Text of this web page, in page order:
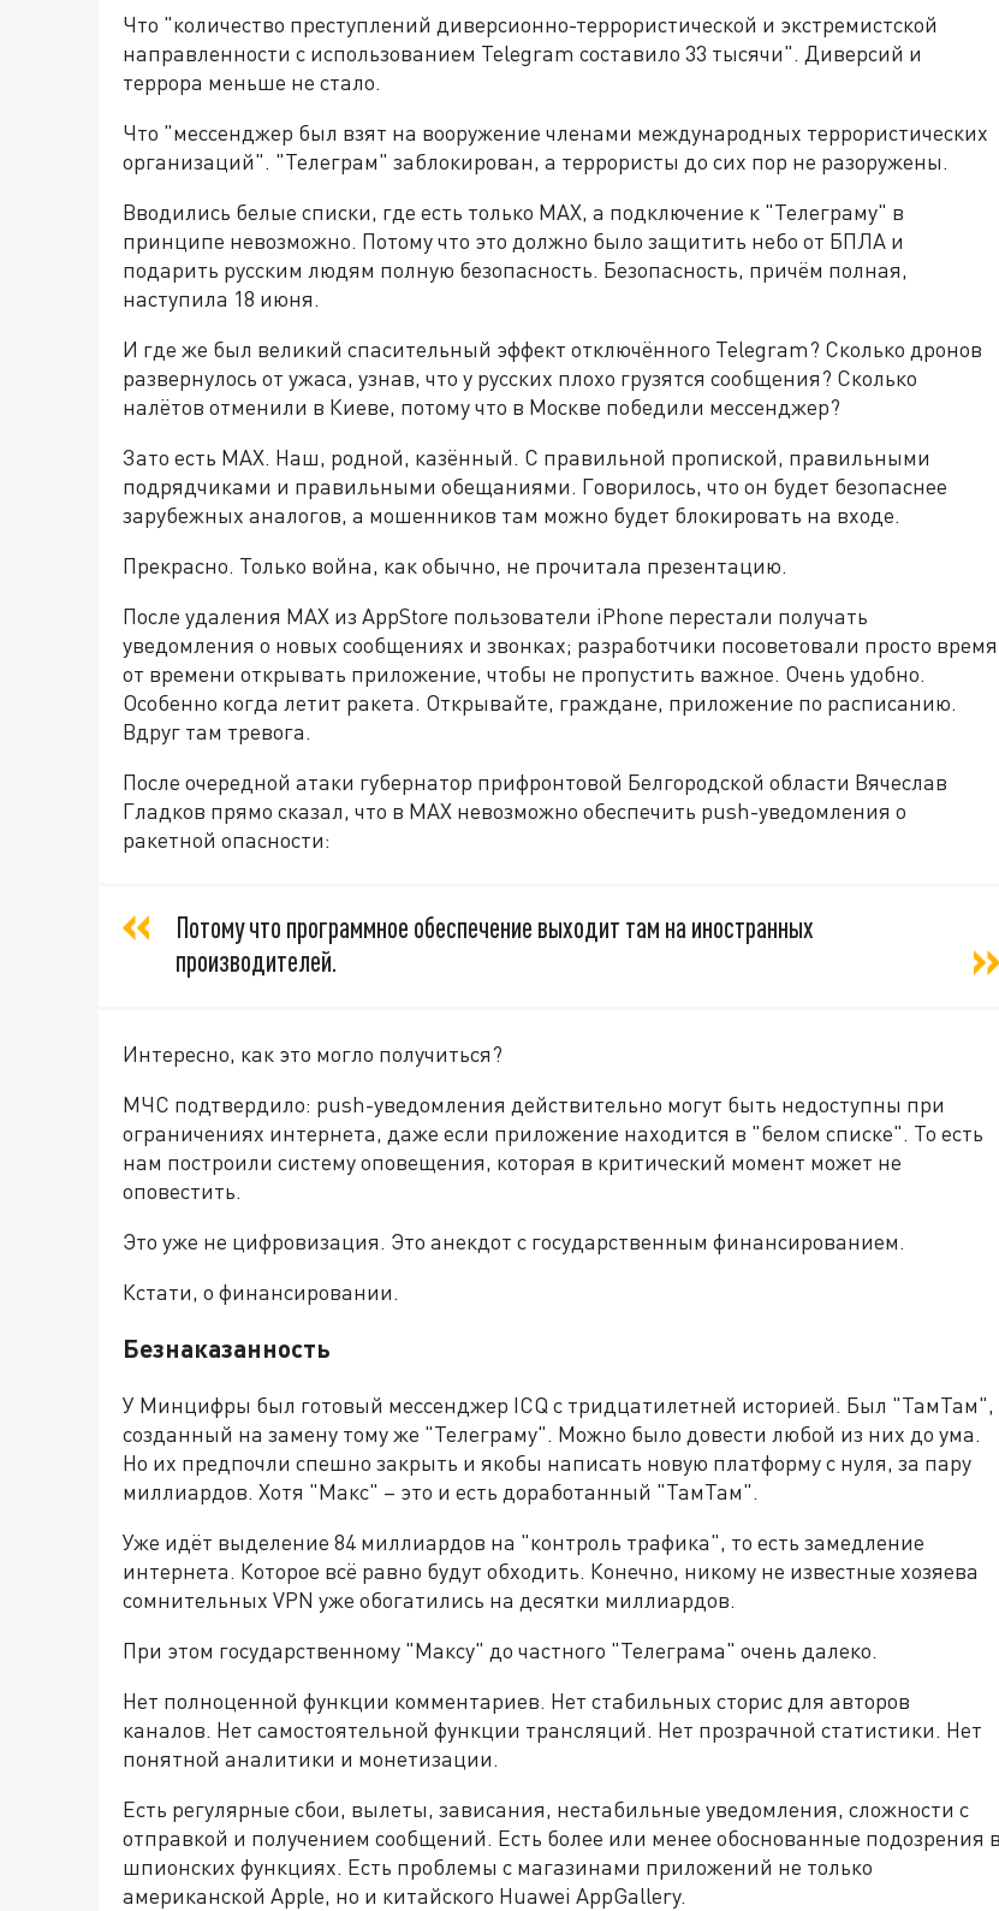
Что "количество преступлений диверсионно-террористической и экстремистской
направленности с использованием Telegram составило 33 тысячи". Диверсий и
террора меньше не стало.
Что "мессенджер был взят на вооружение членами международных террористических
организаций". "Телеграм" заблокирован, а террористы до сих пор не разоружены.
Вводились белые списки, где есть только MAX, а подключение к "Телеграму" в
принципе невозможно. Потому что это должно было защитить небо от БПЛА и
подарить русским людям полную безопасность. Безопасность, причём полная,
наступила 18 июня.
И где же был великий спасительный эффект отключённого Telegram? Сколько дронов
развернулось от ужаса, узнав, что у русских плохо грузятся сообщения? Сколько
налётов отменили в Киеве, потому что в Москве победили мессенджер?
Зато есть MAX. Наш, родной, казённый. С правильной пропиской, правильными
подрядчиками и правильными обещаниями. Говорилось, что он будет безопаснее
зарубежных аналогов, а мошенников там можно будет блокировать на входе.
Прекрасно. Только война, как обычно, не прочитала презентацию.
После удаления MAX из AppStore пользователи iPhone перестали получать
уведомления о новых сообщениях и звонках; разработчики посоветовали просто время
от времени открывать приложение, чтобы не пропустить важное. Очень удобно.
Особенно когда летит ракета. Открывайте, граждане, приложение по расписанию.
Вдруг там тревога.
После очередной атаки губернатор прифронтовой Белгородской области Вячеслав
Гладков прямо сказал, что в MАХ невозможно обеспечить push-уведомления о
ракетной опасности:
Потому что программное обеспечение выходит там на иностранных
производителей.
Интересно, как это могло получиться?
МЧС подтвердило: push-уведомления действительно могут быть недоступны при
ограничениях интернета, даже если приложение находится в "белом списке". То есть
нам построили систему оповещения, которая в критический момент может не
оповестить.
Это уже не цифровизация. Это анекдот с государственным финансированием.
Кстати, о финансировании.
Безнаказанность
У Минцифры был готовый мессенджер ICQ с тридцатилетней историей. Был "ТамТам",
созданный на замену тому же "Телеграму". Можно было довести любой из них до ума.
Но их предпочли спешно закрыть и якобы написать новую платформу с нуля, за пару
миллиардов. Хотя "Макс" – это и есть доработанный "ТамТам".
Уже идёт выделение 84 миллиардов на "контроль трафика", то есть замедление
интернета. Которое всё равно будут обходить. Конечно, никому не известные хозяева
сомнительных VPN уже обогатились на десятки миллиардов.
При этом государственному "Максу" до частного "Телеграма" очень далеко.
Нет полноценной функции комментариев. Нет стабильных сторис для авторов
каналов. Нет самостоятельной функции трансляций. Нет прозрачной статистики. Нет
понятной аналитики и монетизации.
Есть регулярные сбои, вылеты, зависания, нестабильные уведомления, сложности с
отправкой и получением сообщений. Есть более или менее обоснованные подозрения в
шпионских функциях. Есть проблемы с магазинами приложений не только
американской Apple, но и китайского Huawei AppGallery.